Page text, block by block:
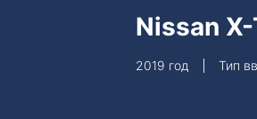
Nissan
2019 год Тип